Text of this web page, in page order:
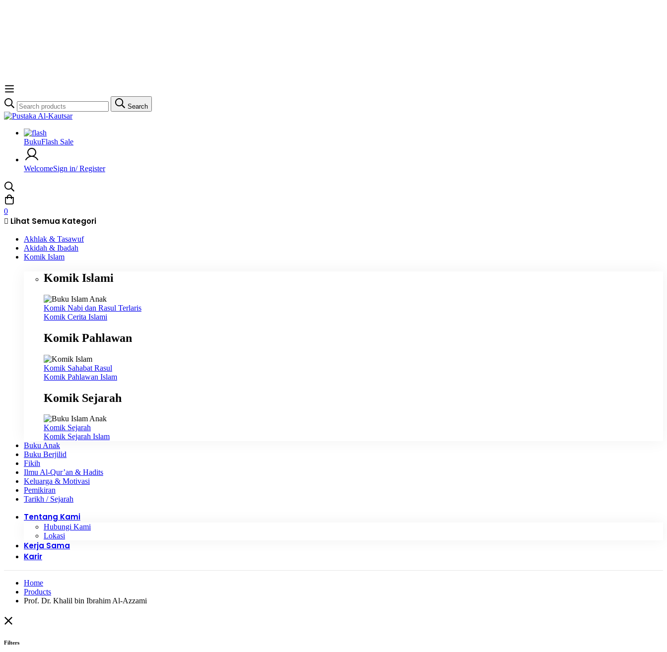
Search
for:
Search
BukuFlash Sale
WelcomeSign in/ Register
0
Lihat Semua Kategori
Akhlak & Tasawuf
Akidah & Ibadah
Komik Islam
Komik Islami
Komik Nabi dan Rasul Terlaris
Komik Cerita Islami
Komik Pahlawan
Komik Sahabat Rasul
Komik Pahlawan Islam
Komik Sejarah
Komik Sejarah
Komik Sejarah Islam
Buku Anak
Buku Berjilid
Fikih
Ilmu Al-Qur’an & Hadits
Keluarga & Motivasi
Pemikiran
Tarikh / Sejarah
Tentang Kami
Hubungi Kami
Lokasi
Kerja Sama
Karir
Home
Products
Prof. Dr. Khalil bin Ibrahim Al-Azzami
Filters